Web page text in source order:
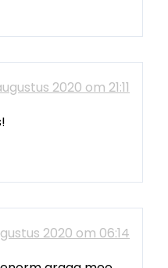
2020 om 21:11
2020 om 06:14